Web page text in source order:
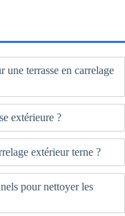
une terrasse en carrelage
extérieure ?
extérieur terne ?
pour nettoyer les